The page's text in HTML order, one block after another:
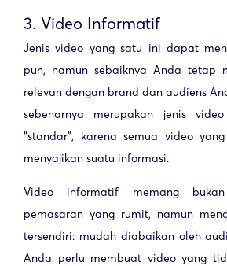
3. Video Informatif
Jenis video yang satu ini dapat
pun, namun sebaiknya Anda tetap
relevan dengan brand dan audiens
sebenarnya merupakan jenis
“standar”, karena semua video
menyajikan suatu informasi.
Video informatif memang
pemasaran yang rumit, namun
tersendiri: mudah diabaikan oleh
Anda perlu membuat video yang